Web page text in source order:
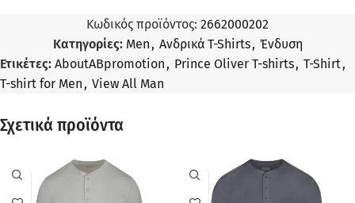
Κωδικός προϊόντος: 2662000202
Κατηγορίες: Men, Ανδρικά T-Shirts, Ένδυση
Ετικέτες: AboutABpromotion, Prince Oliver T-shirts, T-Shirt,
T-shirt for Men, View All Man
Σχετικά προϊόντα
ΠΡΟΣΦΟΡΆ ΠΡΟΣΦΟΡΆ